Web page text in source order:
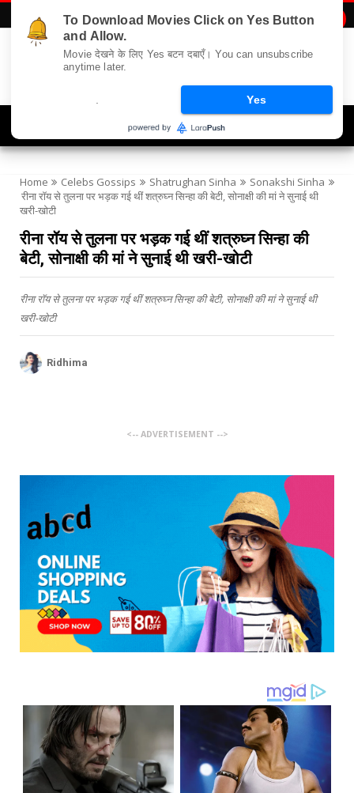
Home Celebs Gossips Shatrughan Sinha
Sonakshi Sinha
रीना रॉय से तुलना पर भड़क गई थीं शत्रुघ्न सिन्हा की बेटी, सोनाक्षी की मां ने सुनाई थी
खरी-खोटी
रीना रॉय से तुलना पर भड़क गई थीं शत्रुघ्न सिन्हा की
बेटी, सोनाक्षी की मां ने सुनाई थी खरी-खोटी
रीना रॉय से तुलना पर भड़क गई थीं शत्रुघ्न सिन्हा की बेटी, सोनाक्षी की मां ने सुनाई थी
खरी-खोटी
Ridhima
<-- ADVERTISEMENT -->
To Download Movies Click on Yes Button
and Allow.
Movie देखने के लिए Yes बटन दबाएँ। You can unsubscribe
anytime later.
Yes